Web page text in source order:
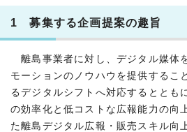
1 募集する企画提案の趣旨
離島事業者に対し、デジタル媒体
モーションのノウハウを提供するこ
るデジタルシフトへ対応するととも
の効率化と低コストな広報能力の向
た離島デジタル広報・販売スキル向